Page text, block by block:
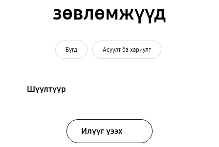
зөвлөмжүүд
Бүгд Асуулт ба хариулт
Шүүлтүүр
Илүүг үзэх